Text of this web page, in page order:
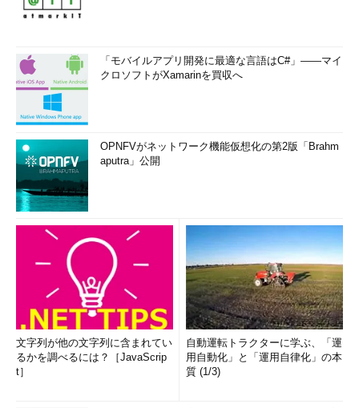
「モバイルアプリ開発に最適な言語はC#」――マイ
クロソフトがXamarinを買収へ
OPNFVがネットワーク機能仮想化の第2版「Brahm
aputra」公開
文字列が他の文字列に含まれてい
るかを調べるには？［JavaScrip
t］
自動運転トラクターに学ぶ、「運
用自動化」と「運用自律化」の本
質 (1/3)